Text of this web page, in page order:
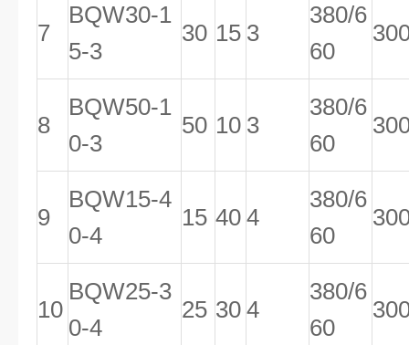
7
BQW30-1
5-3
30 15 3
380/6
60
8
BQW50-1
0-3
50 10 3
380/6
60
9
BQW15-4
0-4
15 40 4
380/6
60
10
BQW25-3
0-4
25 30 4
380/6
60